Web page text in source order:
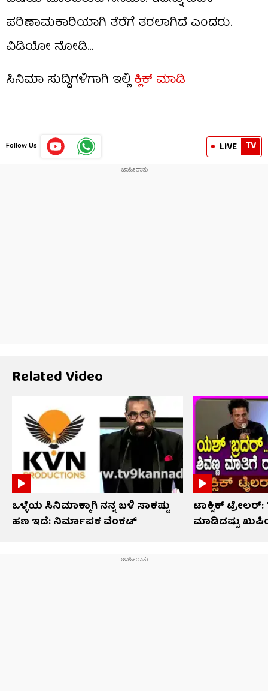
ಪರಿಣಾಮಕಾರಿಯಾಗಿ ತೆರೆಗೆ ತರಲಾಗಿದೆ ಎಂದರು.
ವಿಡಿಯೋ ನೋಡಿ…
ಸಿನಿಮಾ ಸುದ್ದಿಗಳಿಗಾಗಿ ಇಲ್ಲಿಕ್ಲಿಕ್ ಮಾಡಿ
Follow Us LIVE TV
Related Video
ಒಳ್ಳೆಯ ಸಿನಿಮಾಕ್ಕಾಗಿ ನನ್ನ ಬಳಿ ಸಾಕಷ್ಟು
ಹಣ ಇದೆ: ನಿರ್ಮಾಪಕ ವೆಂಕಟ್
ಟಾಕ್ಸಿಕ್
ಮಾಡಿದಷ್ಟು